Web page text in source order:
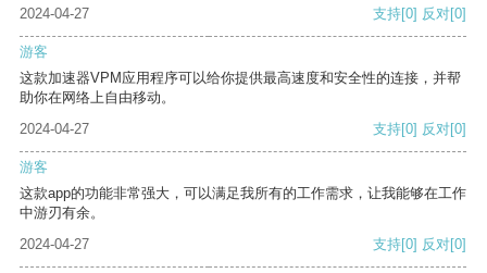
2024-04-27
支持[0] 反对[0]
游客
这款加速器VPM应用程序可以给你提供最高速度和安全性的连接，并帮
助你在网络上自由移动。
2024-04-27
支持[0] 反对[0]
游客
这款app的功能非常强大，可以满足我所有的工作需求，让我能够在工作
中游刃有余。
2024-04-27
支持[0] 反对[0]